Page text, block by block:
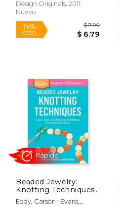
15%
dcto.
Inglés)
Design Originals, 2011,
Nuevo
Beaded Jewelry:
Knotting Techniques
(Storey Basics) (en
Inglés)
Eddy, Carson ; Evans,